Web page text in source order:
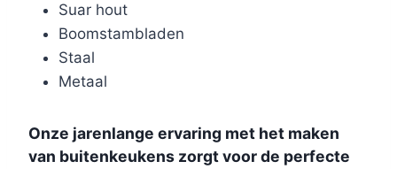
Suar hout
Boomstambladen
Staal
Metaal
Onze jarenlange ervaring met het maken
van buitenkeukens zorgt voor de perfecte